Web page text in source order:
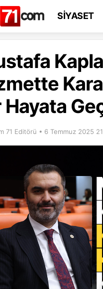
SİYASET
Hayata
71 Editörü • 6 Temmuz 2025